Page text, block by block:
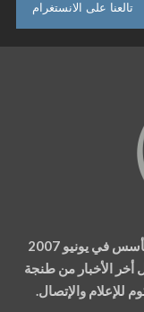
تالعنا على الانستغرام
في يونيو 2007
الأخبار من طنجة
للإعلام والإتصال.